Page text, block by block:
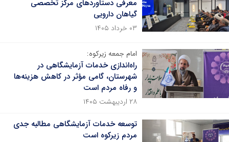
معرفی دستاوردهای مرکز تخصصی
گیاهان دارویی
۰۳ خرداد ۱۴۰۵
امام جمعه زیرکوه:
راه‌اندازی خدمات آزمایشگاهی در
شهرستان، گامی مؤثر در کاهش هزینه‌ها
و رفاه مردم است
۲۸ اردیبهشت ۱۴۰۵
توسعه خدمات آزمایشگاهی مطالبه جدی
مردم زیرکوه است